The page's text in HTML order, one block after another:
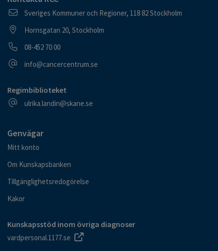
Postadress
Sveriges Kommuner och Regioner, 118 82 Stockholm
Besöksadress
Hornsgatan 20, Stockholm
Telefonnummer
08-452 70 00
E-postadress
info@cancercentrum.se
Regimbiblioteket
E-postadress
ulrika.landin@skane.se
Genvägar
Mitt konto
Om Kunskapsbanken
Tillgänglighetsredogörelse
Kakor
Kunskapsstöd inom övriga diagnoser
vardpersonal.1177.se